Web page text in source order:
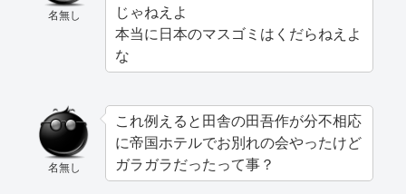
名無し
じゃねえよ
本当に日本のマスゴミはくだらねえよ
な
名無し
これ例えると田舎の田吾作が分不相応
に帝国ホテルでお別れの会やったけど
ガラガラだったって事？